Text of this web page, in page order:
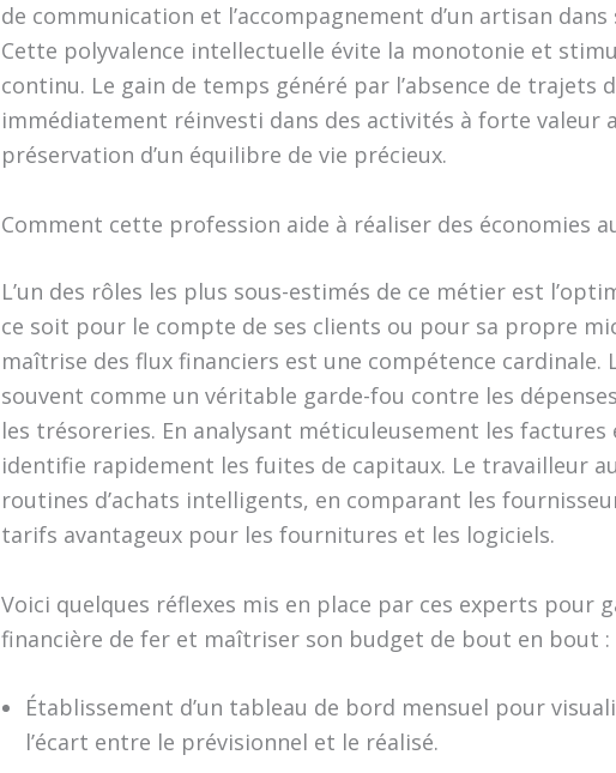
de communication et l’accompagnement d’un artisan dans
Cette polyvalence intellectuelle évite la monotonie et
continu. Le gain de temps généré par l’absence de trajets
immédiatement réinvesti dans des activités à forte valeur
préservation d’un équilibre de vie précieux.
Comment cette profession aide à réaliser des économies
L’un des rôles les plus sous-estimés de ce métier est
ce soit pour le compte de ses clients ou pour sa propre
maîtrise des flux financiers est une compétence
souvent comme un véritable garde-fou contre les
les trésoreries. En analysant méticuleusement les
identifie rapidement les fuites de capitaux. Le travailleur
routines d’achats intelligents, en comparant les
tarifs avantageux pour les fournitures et les logiciels.
Voici quelques réflexes mis en place par ces experts pour
financière de fer et maîtriser son budget de bout en bout :
Établissement d’un tableau de bord mensuel pour
l’écart entre le prévisionnel et le réalisé.